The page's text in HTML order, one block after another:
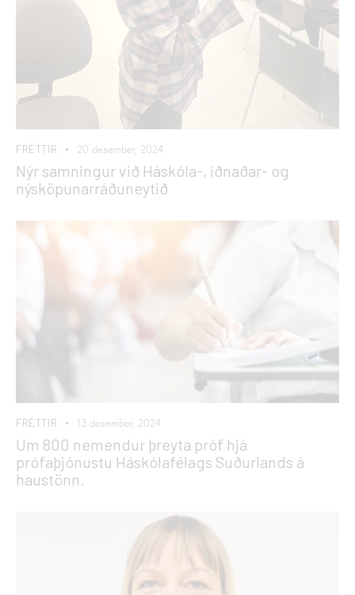
FRÉTTIR 20 desember, 2024
Nýr samningur við Háskóla-, iðnaðar- og
nýsköpunarráðuneytið
FRÉTTIR 13 desember, 2024
Um 800 nemendur þreyta próf hjá
prófaþjónustu Háskólafélags Suðurlands á
haustönn.